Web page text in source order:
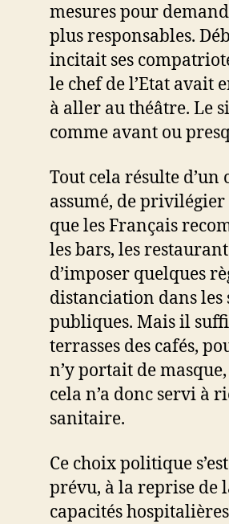
mesures pour
plus responsables.
incitait ses
le chef de l’Etat avait
à aller au théâtre. Le
comme avant ou
Tout cela résulte
assumé, de
que les Français
les bars, les
d’imposer quelques
distanciation dans les
publiques. Mais il
terrasses des cafés,
n’y portait de
cela n’a donc servi à
sanitaire.
Ce choix politique
prévu, à la reprise de
capacités